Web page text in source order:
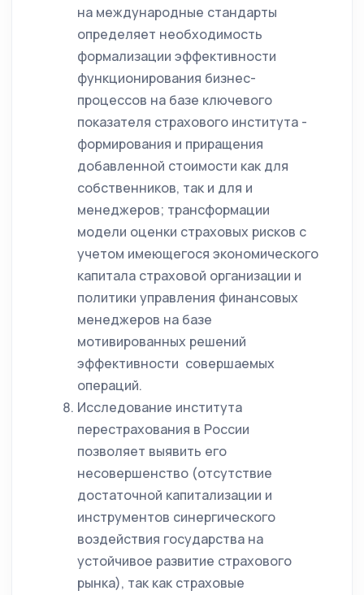
на международные стандарты
определяет необходимость
формализации эффективности
функционирования бизнес-
процессов на базе ключевого
показателя страхового института -
формирования и приращения
добавленной стоимости как для
собственников, так и для и
менеджеров; трансформации
модели оценки страховых рисков с
учетом имеющегося экономического
капитала страховой организации и
политики управления финансовых
менеджеров на базе
мотивированных решений
эффективности совершаемых
операций.
Исследование института
перестрахования в России
позволяет выявить его
несовершенство (отсутствие
достаточной капитализации и
инструментов синергического
воздействия государства на
устойчивое развитие страхового
рынка), так как страховые